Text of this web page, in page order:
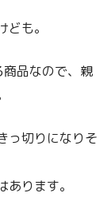
も。
品なので、親
っ切りになりそ
ります。